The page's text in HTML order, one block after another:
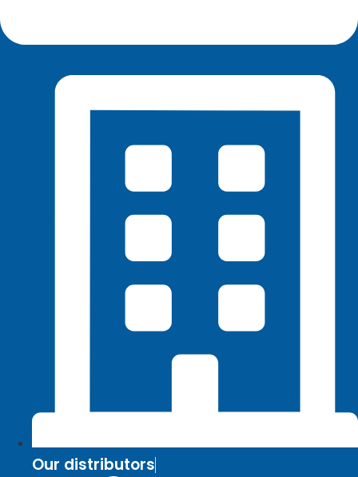
Our distributors